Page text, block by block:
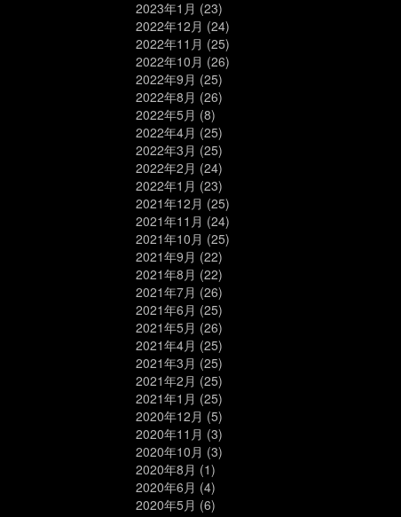
2023年1月 (23)
2022年12月 (24)
2022年11月 (25)
2022年10月 (26)
2022年9月 (25)
2022年8月 (26)
2022年5月 (8)
2022年4月 (25)
2022年3月 (25)
2022年2月 (24)
2022年1月 (23)
2021年12月 (25)
2021年11月 (24)
2021年10月 (25)
2021年9月 (22)
2021年8月 (22)
2021年7月 (26)
2021年6月 (25)
2021年5月 (26)
2021年4月 (25)
2021年3月 (25)
2021年2月 (25)
2021年1月 (25)
2020年12月 (5)
2020年11月 (3)
2020年10月 (3)
2020年8月 (1)
2020年6月 (4)
2020年5月 (6)